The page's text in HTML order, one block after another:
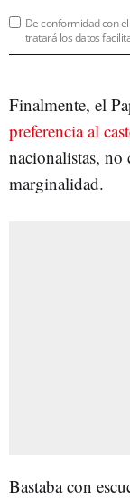
De conformidad con el
tratará los datos
Finalmente, el
preferencia al
nacionalistas,
marginalidad.
Bastaba con